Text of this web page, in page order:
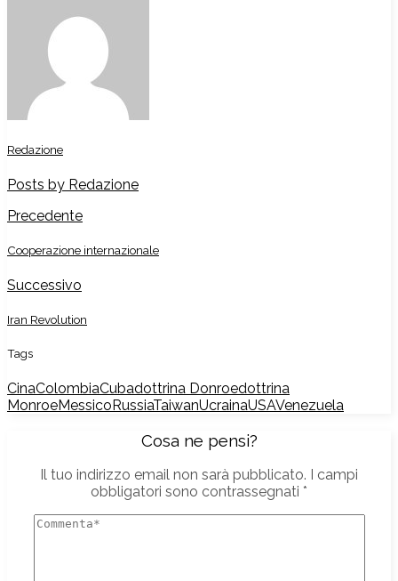
Redazione
Posts by Redazione
Precedente
Cooperazione internazionale
Successivo
Iran Revolution
Tags
CinaColombiaCubadottrina Donroedottrina
MonroeMessicoRussiaTaiwanUcrainaUSAVenezuela
Cosa ne pensi?
Il tuo indirizzo email non sarà pubblicato.
I campi
obbligatori sono contrassegnati *